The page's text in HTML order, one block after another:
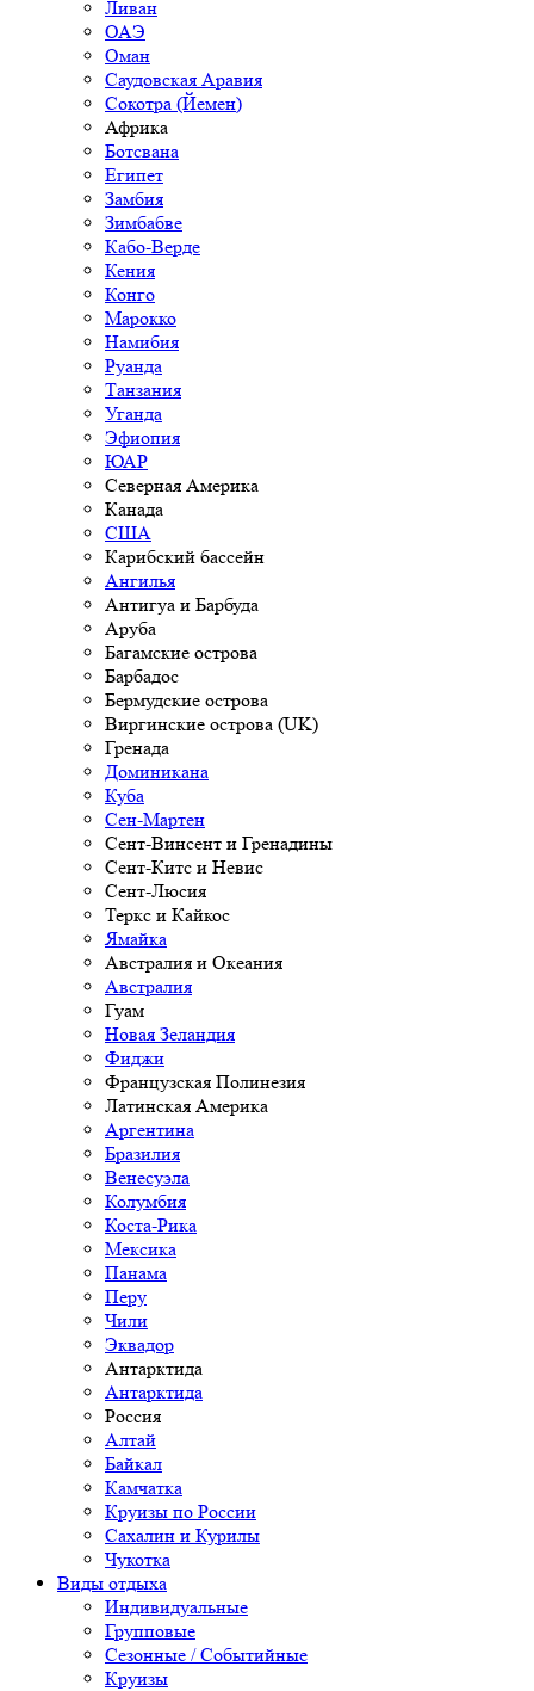
Ливан
ОАЭ
Оман
Саудовская Аравия
Сокотра (Йемен)
Африка
Ботсвана
Египет
Замбия
Зимбабве
Кабо-Верде
Кения
Конго
Марокко
Намибия
Руанда
Танзания
Уганда
Эфиопия
ЮАР
Северная Америка
Канада
США
Карибский бассейн
Ангилья
Антигуа и Барбуда
Аруба
Багамские острова
Барбадос
Бермудские острова
Виргинские острова (UK)
Гренада
Доминикана
Куба
Сен-Мартен
Сент-Винсент и Гренадины
Сент-Китс и Невис
Сент-Люсия
Теркс и Кайкос
Ямайка
Австралия и Океания
Австралия
Гуам
Новая Зеландия
Фиджи
Французская Полинезия
Латинская Америка
Аргентина
Бразилия
Венесуэла
Колумбия
Коста-Рика
Мексика
Панама
Перу
Чили
Эквадор
Антарктида
Антарктида
Россия
Алтай
Байкал
Камчатка
Круизы по России
Сахалин и Курилы
Чукотка
Виды отдыха
Индивидуальные
Групповые
Сезонные / Событийные
Круизы